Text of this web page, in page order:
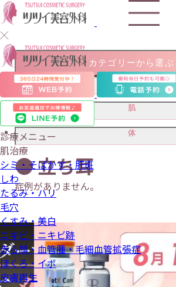
診療メニュー
肌治療
シミ・そばかす・肝斑
しわ
たるみ・ハリ
毛穴
くすみ・美白
ニキビ・ニキビ跡
赤ら顔・血管腫・毛細血管拡張症
ほくろ・イボ
皮膚再生
カテゴリーから選ぶ
顔
二重・目もと
埋没法
ヒアルロン酸注入(目の下のクマ)
ヒアルロン酸注入(涙袋)
目頭切開
小顔・リフトアップ
脂肪吸引
ボトックス
ヒアルロン酸注入(額・おでこ)
輪郭形成
額・こめかみヒアルロン酸注入
唇ヒアルロン酸
鼻
小鼻縮小
ヒアルロン酸注入(鼻)
肌
シミ・そばかす・肝斑
ピコレーザー しわ
水光注射
ポテンツァ
ほくろ・イボ除去
体
乳頭縮小
乳輪縮小
ビューホット
ミラドライ
痩身(レーザー・吸引・注射)
脂肪吸引
● 立ち耳
症例がありません。